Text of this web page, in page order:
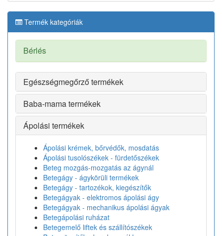
Termék kategóriák
Bérlés
Egészségmegőrző termékek
Baba-mama termékek
Ápolási termékek
Ápolási krémek, bőrvédők, mosdatás
Ápolási tusolószékek - fürdetőszékek
Beteg mozgás-mozgatás az ágynál
Betegágy - ágykörüli termékek
Betegágy - tartozékok, kiegészítők
Betegágyak - elektromos ápolási ágy
Betegágyak - mechanikus ápolási ágyak
Betegápolási ruházat
Betegemelő liftek és szállítószékek